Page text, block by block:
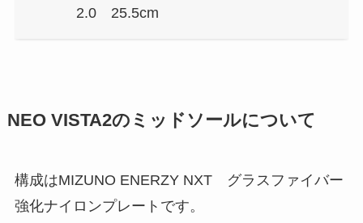
2.0 25.5cm
NEO VISTA2のミッドソールについて
構成はMIZUNO ENERZY NXT グラスファイバー
強化ナイロンプレートです。